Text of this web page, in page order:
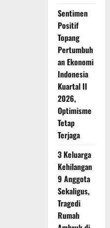
Sentimen
Positif
Topang
Pertumbuh
an Ekonomi
Indonesia
Kuartal II
2026,
Optimisme
Tetap
Terjaga
3 Keluarga
Kehilangan
9 Anggota
Sekaligus,
Tragedi
Rumah